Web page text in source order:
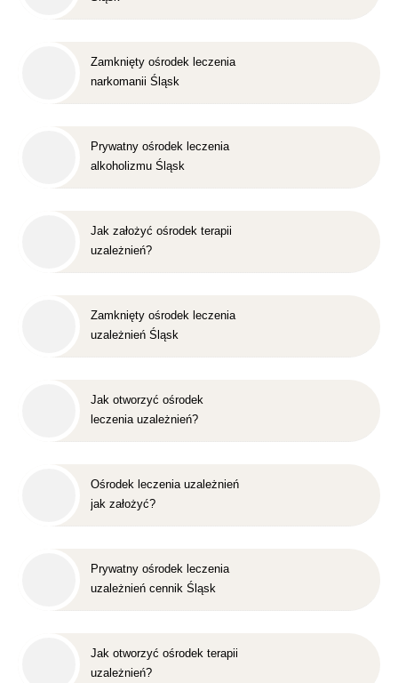
Zamknięty ośrodek leczenia
narkomanii Śląsk
Prywatny ośrodek leczenia
alkoholizmu Śląsk
Jak założyć ośrodek terapii
uzależnień?
Zamknięty ośrodek leczenia
uzależnień Śląsk
Jak otworzyć ośrodek
leczenia uzależnień?
Ośrodek leczenia uzależnień
jak założyć?
Prywatny ośrodek leczenia
uzależnień cennik Śląsk
Jak otworzyć ośrodek terapii
uzależnień?